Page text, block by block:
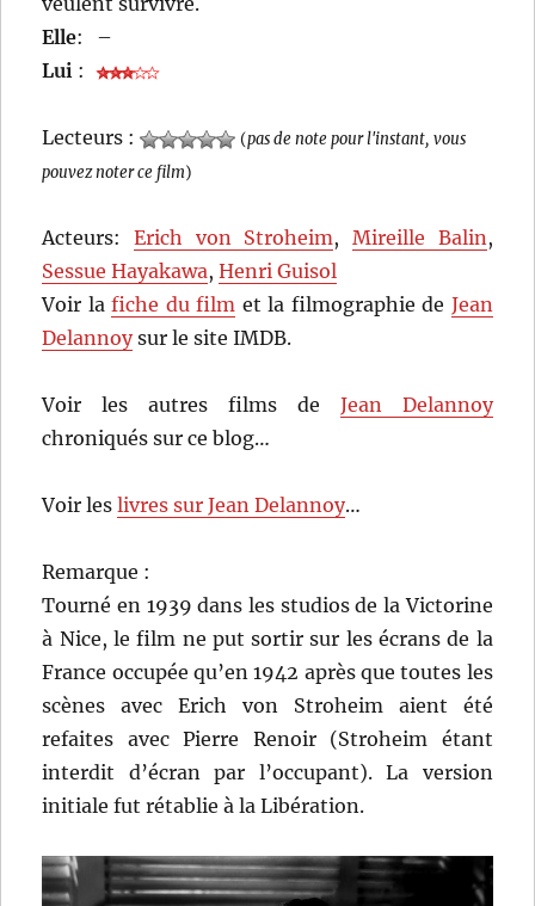
Elle:
–
Lui :
Lecteurs : (pas de note pour l'instant, vous
pouvez noter ce film)
Acteurs: Erich von Stroheim,Mireille Balin,
Sessue Hayakawa,Henri Guisol
Voir lafiche du film et la filmographie de Jean
Delannoysur le site IMDB.
Voir les autres films de Jean Delannoy
chroniqués sur ce blog…
Voir leslivres sur Jean Delannoy…
Remarque :
Tourné en 1939 dans les studios de la Victorine
à Nice, le film ne put sortir sur les écrans de la
France occupée qu’en 1942 après que toutes les
scènes avec Erich von Stroheim aient été
refaites avec Pierre Renoir (Stroheim étant
interdit d’écran par l’occupant). La version
initiale fut rétablie à la Libération.